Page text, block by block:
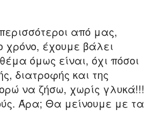
από μας,
χρόνο, έχουμε βάλει
όμως είναι, όχι πόσοι
διατροφής και της
να ζήσω, χωρίς γλυκά!!!
Άρα; Θα μείνουμε με τα